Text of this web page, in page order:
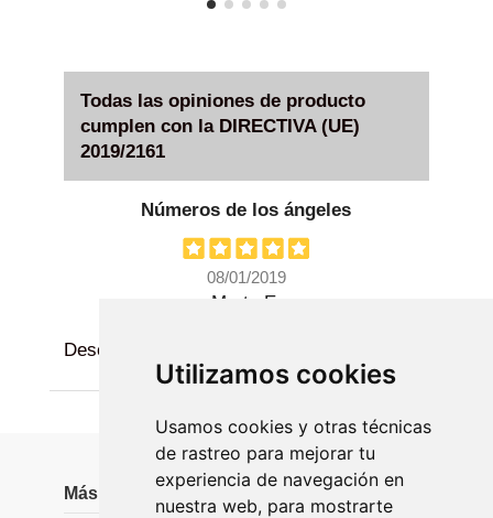
Utilizamos cookies
Usamos cookies y otras técnicas
de rastreo para mejorar tu
experiencia de navegación en
nuestra web, para mostrarte
Todas las opiniones de producto
cumplen con la DIRECTIVA (UE)
2019/2161
Números de los ángeles
08/01/2019
Marta E.
Descripciones breves, pero claras
Más información